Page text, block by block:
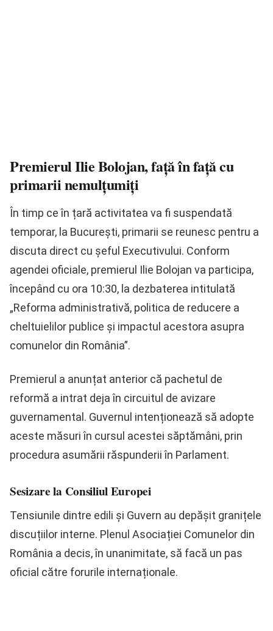
Premierul Ilie Bolojan, față în față cu
primarii nemulțumiți
În timp ce în țară activitatea va fi suspendată
temporar, la București, primarii se reunesc pentru a
discuta direct cu șeful Executivului. Conform
agendei oficiale, premierul Ilie Bolojan va participa,
începând cu ora 10:30, la dezbaterea intitulată
„Reforma administrativă, politica de reducere a
cheltuielilor publice şi impactul acestora asupra
comunelor din România”.
Premierul a anunțat anterior că pachetul de
reformă a intrat deja în circuitul de avizare
guvernamental. Guvernul intenționează să adopte
aceste măsuri în cursul acestei săptămâni, prin
procedura asumării răspunderii în Parlament.
Sesizare la Consiliul Europei
Tensiunile dintre edili și Guvern au depășit granițele
discuțiilor interne. Plenul Asociației Comunelor din
România a decis, în unanimitate, să facă un pas
oficial către forurile internaționale.